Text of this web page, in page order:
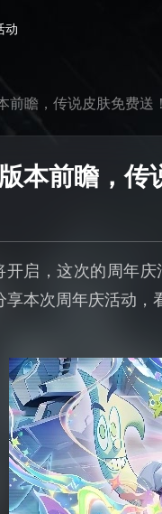
动
前瞻，传说皮肤免费送！
本前瞻，传
开启，这次的周年
本次周年庆活动，